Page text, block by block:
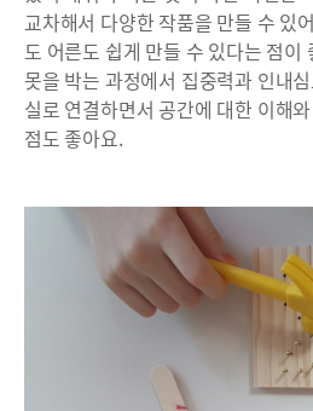
교차해서 다양한 작품을 만들 수 있
도 어른도 쉽게 만들 수 있다는 점이
못을 박는 과정에서 집중력과 인내
실로 연결하면서 공간에 대한 이해
점도 좋아요.